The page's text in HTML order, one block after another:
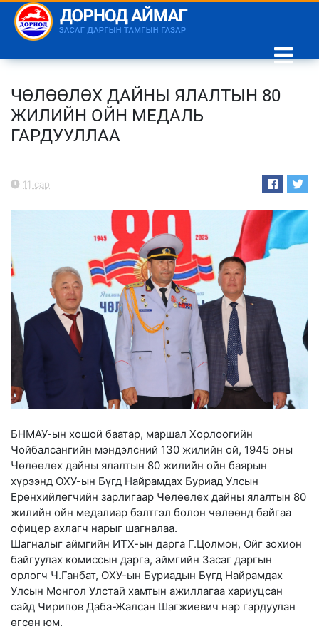
ЧӨЛӨӨЛӨХ ДАЙНЫ ЯЛАЛТЫН 80
ЖИЛИЙН ОЙН МЕДАЛЬ
ГАРДУУЛЛАА
11 сар
БНМАУ-ын хошой баатар, маршал Хорлоогийн
Чойбалсангийн мэндэлсний 130 жилийн ой, 1945 оны
Чөлөөлөх дайны ялалтын 80 жилийн ойн баярын
хүрээнд ОХУ-ын Бүгд Найрамдах Буриад Улсын
Ерөнхийлөгчийн зарлигаар Чөлөөлөх дайны ялалтын 80
жилийн ойн медалиар бэлтгэл болон чөлөөнд байгаа
офицер ахлагч нарыг шагналаа.
Шагналыг аймгийн ИТХ-ын дарга Г.Цолмон, Ойг зохион
байгуулах комиссын дарга, аймгийн Засаг даргын
орлогч Ч.Ганбат, ОХУ-ын Буриадын Бүгд Найрамдах
Улсын Монгол Улстай хамтын ажиллагаа хариуцсан
сайд Чирипов Даба-Жалсан Шагжиевич нар гардуулан
өгсөн юм.